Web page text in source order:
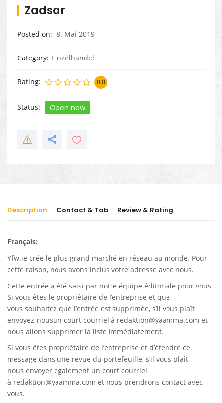
Zadsar
Posted on 8. Mai 2019
Category Einzelhandel
Rating 0.0
Status Open now
Description Contact & Tab Review & Rating
Français:
Yfw.ie crée le plus grand marché en réseau au monde. Pour
cette raison, nous avons inclus votre adresse avec nous.
Cette entrée a été saisi par notre équipe éditoriale pour vous.
Si vous êtes le propriétaire de l’entreprise et que
vous souhaitez que l’entrée est supprimée, s’il vous plaît
envoyez-nousun court courriel à redaktion@yaamma.com et
nous allons supprimer la liste immédiatement.
Si vous êtes propriétaire de l’entreprise et d’étendre ce
message dans une revue du portefeuille, s’il vous plaît
nous envoyer également un court courriel
à redaktion@yaamma.com et nous prendrons contact avec
vous.